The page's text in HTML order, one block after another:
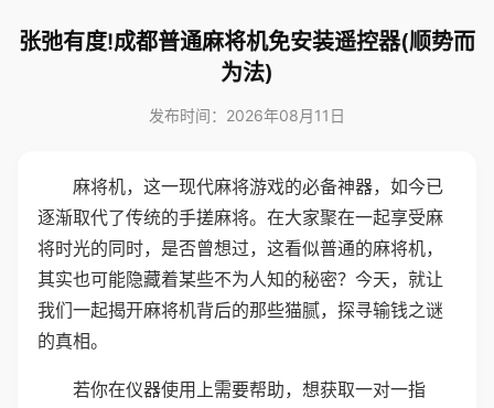
张弛有度!成都普通麻将机免安装遥控器(顺势而
为法)
发布时间：2026年08月11日
麻将机，这一现代麻将游戏的必备神器，如今已
逐渐取代了传统的手搓麻将。在大家聚在一起享受麻
将时光的同时，是否曾想过，这看似普通的麻将机，
其实也可能隐藏着某些不为人知的秘密？今天，就让
我们一起揭开麻将机背后的那些猫腻，探寻输钱之谜
的真相。
若你在仪器使用上需要帮助，想获取一对一指